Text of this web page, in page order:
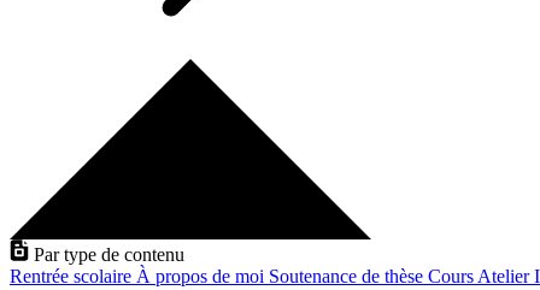
Par type de contenu
Rentrée scolaire À propos de moi Soutenance de thèse Cours Atelier